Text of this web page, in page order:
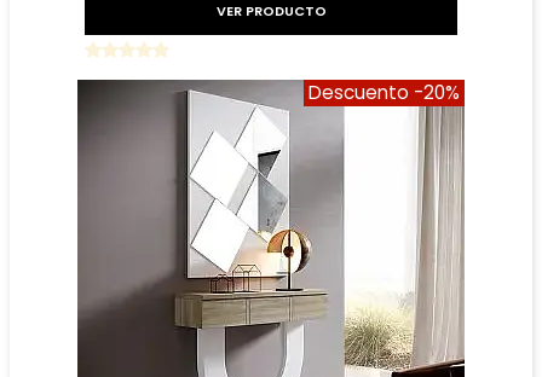
VER PRODUCTO
Descuento -20%